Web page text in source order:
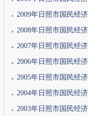
2009年日照市国民经
2008年日照市国民经
2007年日照市国民经
2006年日照市国民经
2005年日照市国民经
2004年日照市国民经
2003年日照市国民经